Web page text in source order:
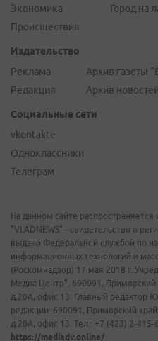
Экономика
Происшествия
Город на
Издательство
Реклама
Редакция
Архив газеты
Архив новостей
Социальные сети
vkontakte
Одноклассники
Телеграм
На данном сайте
"VLADNEWS" - свидетельство о
выдано Федеральной службой по
информационных технологий и
(Роскомнадзор) 17 мая 2018 г.
Медиа Центр". 690091, Приморский
д.20А, офис 13. Главный редактор
редакции: 690091, Приморский
д.20А, офис 13. Тел.: +7 (423) 2-415-
https://mediadv.online/